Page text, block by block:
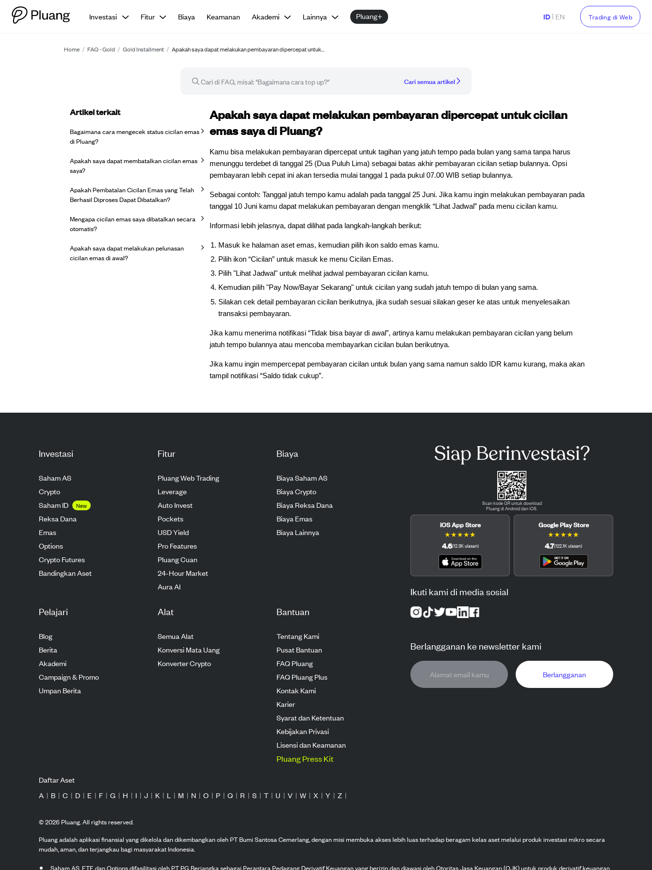
Investasi Fitur Biaya Keamanan Akademi Lainnya Pluang+ ID | EN Trading di Web
Home / FAQ - Gold / Gold Installment / Apakah saya dapat melakukan pembayaran dipercepat untuk…
Cari semua artikel
Artikel FAQ
Apakah saya dapat melakukan pembayaran dipercepat untuk cicilan
emas saya di Pluang?
Kamu bisa melakukan pembayaran dipercepat untuk tagihan yang jatuh tempo pada bulan yang sama tanpa harus
menunggu terdebet di tanggal 25 (Dua Puluh Lima) sebagai batas akhir pembayaran cicilan setiap bulannya. Opsi
pembayaran lebih cepat ini akan tersedia mulai tanggal 1 pada pukul 07.00 WIB setiap bulannya.
Sebagai contoh: Tanggal jatuh tempo kamu adalah pada tanggal 25 Juni. Jika kamu ingin melakukan pembayaran pada
tanggal 10 Juni kamu dapat melakukan pembayaran dengan mengklik “Lihat Jadwal” pada menu cicilan kamu.
Informasi lebih jelasnya, dapat dilihat pada langkah-langkah berikut:
Masuk ke halaman aset emas, kemudian pilih ikon saldo emas kamu.
Pilih ikon “Cicilan” untuk masuk ke menu Cicilan Emas.
Pilih "Lihat Jadwal" untuk melihat jadwal pembayaran cicilan kamu.
Kemudian pilih "Pay Now/Bayar Sekarang" untuk cicilan yang sudah jatuh tempo di bulan yang sama.
Silakan cek detail pembayaran cicilan berikutnya, jika sudah sesuai silakan geser ke atas untuk menyelesaikan
transaksi pembayaran.
Jika kamu menerima notifikasi “Tidak bisa bayar di awal”, artinya kamu melakukan pembayaran cicilan yang belum
jatuh tempo bulannya atau mencoba membayarkan cicilan bulan berikutnya.
Jika kamu ingin mempercepat pembayaran cicilan untuk bulan yang sama namun saldo IDR kamu kurang, maka akan
tampil notifikasi “Saldo tidak cukup”.
Artikel terkait
Bagaimana cara mengecek status cicilan emas
di Pluang?
Apakah saya dapat membatalkan cicilan emas
saya?
Apakah Pembatalan Cicilan Emas yang Telah
Berhasil Diproses Dapat Dibatalkan?
Mengapa cicilan emas saya dibatalkan secara
otomatis?
Apakah saya dapat melakukan pelunasan
cicilan emas di awal?
Investasi
Saham AS
Crypto
Saham ID
New
Reksa Dana
Emas
Options
Crypto Futures
Bandingkan Aset
Fitur
Pluang Web Trading
Leverage
Auto Invest
Pockets
USD Yield
Pro Features
Pluang Cuan
24-Hour Market
Aura AI
Biaya
Biaya Saham AS
Biaya Crypto
Biaya Reksa Dana
Biaya Emas
Biaya Lainnya
Pelajari
Blog
Berita
Akademi
Campaign & Promo
Umpan Berita
Alat
Semua Alat
Konversi Mata Uang
Konverter Crypto
Bantuan
Tentang Kami
Pusat Bantuan
FAQ Pluang
FAQ Pluang Plus
Kontak Kami
Karier
Syarat dan Ketentuan
Kebijakan Privasi
Lisensi dan Keamanan
Pluang Press Kit
Siap Berinvestasi?
Scan kode QR untuk download
Pluang di Android dan iOS.
iOS App Store
★★★★★
4.6(12.3Kulasan)
Google Play Store
★★★★★
4.7(122.1Kulasan)
Ikuti kami di media sosial
Berlangganan ke newsletter kami
Berlangganan
Daftar Aset
A | B | C | D | E | F | G | H | I | J | K | L | M | N | O | P | Q | R | S | T | U | V | W | X | Y | Z |
©2026Pluang. All rights reserved.
Pluang adalah aplikasi finansial yang dikelola dan dikembangkan oleh PT Bumi Santosa Cemerlang, dengan misi membuka akses lebih luas terhadap beragam kelas aset melalui produk investasi mikro secara
mudah, aman, dan terjangkau bagi masyarakat Indonesia.
Saham AS, ETF, dan Options difasilitasi oleh PT PG Berjangka sebagai Perantara Pedagang Derivatif Keuangan yang berizin dan diawasi oleh Otoritas Jasa Keuangan (OJK) untuk produk derivatif keuangan